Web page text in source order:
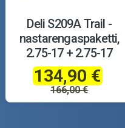
Deli S209A Trail -
nastarengaspaketti,
2.75-17 + 2.75-17
134,90 €
166,00 €